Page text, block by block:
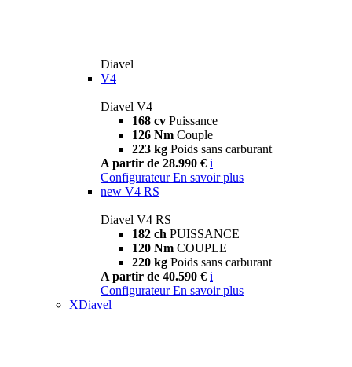
Diavel
V4
Diavel V4
168 cv Puissance
126 Nm Couple
223 kg Poids sans carburant
A partir de 28.990 € i
Configurateur En savoir plus
new V4 RS
Diavel V4 RS
182 ch PUISSANCE
120 Nm COUPLE
220 kg Poids sans carburant
A partir de 40.590 € i
Configurateur En savoir plus
XDiavel